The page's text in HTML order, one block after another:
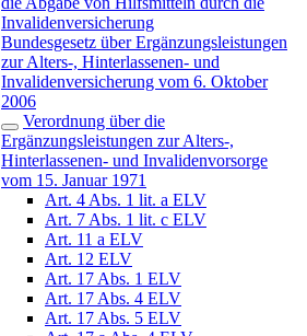
Invalidenversicherung
Bundesgesetz über Ergänzungsleistungen
zur Alters-, Hinterlassenen- und
Invalidenversicherung vom 6. Oktober
2006
Verordnung über die
Ergänzungsleistungen zur Alters-,
Hinterlassenen- und Invalidenvorsorge
vom 15. Januar 1971
Art. 4 Abs. 1 lit. a ELV
Art. 7 Abs. 1 lit. c ELV
Art. 11 a ELV
Art. 12 ELV
Art. 17 Abs. 1 ELV
Art. 17 Abs. 4 ELV
Art. 17 Abs. 5 ELV